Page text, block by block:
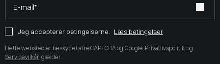
E-mail*
Jeg accepterer betingelserne. Læs betingelser
Dette websted er beskyttet af reCAPTCHA og Google Privatlivspolitik og
Servicevilkår gælder.